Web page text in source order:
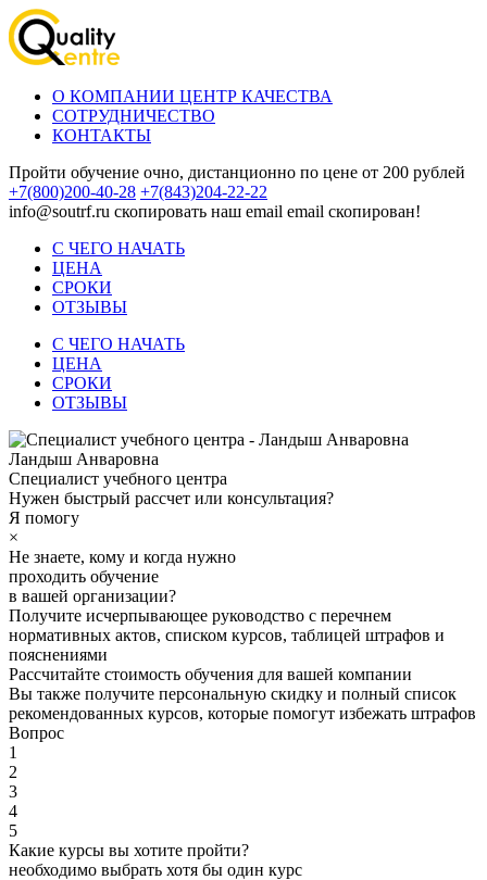
О КОМПАНИИ ЦЕНТР КАЧЕСТВА
СОТРУДНИЧЕСТВО
КОНТАКТЫ
Пройти обучение очно, дистанционно по цене от 200 рублей
+7(800)200-40-28 +7(843)204-22-22
info@soutrf.ru скопировать наш email email скопирован!
С ЧЕГО НАЧАТЬ
ЦЕНА
СРОКИ
ОТЗЫВЫ
С ЧЕГО НАЧАТЬ
ЦЕНА
СРОКИ
ОТЗЫВЫ
Ландыш Анваровна
Специалист учебного центра
Нужен быстрый рассчет или консультация?
Я помогу
×
Не знаете, кому и когда нужно
проходить обучение
в вашей организации?
Получите исчерпывающее руководство с перечнем
нормативных актов, списком курсов, таблицей штрафов и
пояснениями
Рассчитайте стоимость обучения для вашей компании
Вы также получите персональную скидку и полный список
рекомендованных курсов, которые помогут избежать штрафов
Вопрос
1
2
3
4
5
Какие курсы вы хотите пройти?
необходимо выбрать хотя бы один курс